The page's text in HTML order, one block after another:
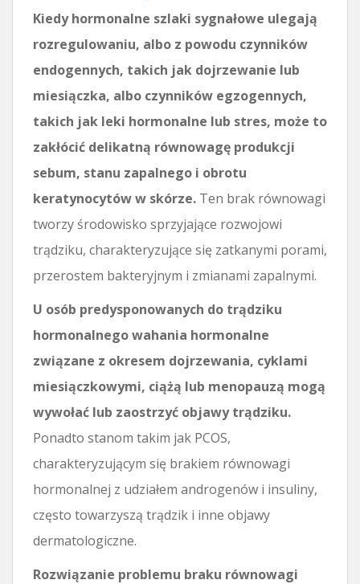
Kiedy hormonalne szlaki sygnałowe ulegają
rozregulowaniu, albo z powodu czynników
endogennych, takich jak dojrzewanie lub
miesiączka, albo czynników egzogennych,
takich jak leki hormonalne lub stres, może to
zakłócić delikatną równowagę produkcji
sebum, stanu zapalnego i obrotu
keratynocytów w skórze. Ten brak równowagi
tworzy środowisko sprzyjające rozwojowi
trądziku, charakteryzujące się zatkanymi porami,
przerostem bakteryjnym i zmianami zapalnymi.
U osób predysponowanych do trądziku
hormonalnego wahania hormonalne
związane z okresem dojrzewania, cyklami
miesiączkowymi, ciążą lub menopauzą mogą
wywołać lub zaostrzyć objawy trądziku.
Ponadto stanom takim jak PCOS,
charakteryzującym się brakiem równowagi
hormonalnej z udziałem androgenów i insuliny,
często towarzyszą trądzik i inne objawy
dermatologiczne.
Rozwiązanie problemu braku równowagi